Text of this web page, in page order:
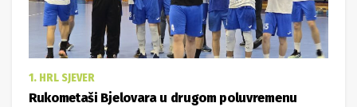
1. HRL SJEVER
Rukometaši Bjelovara u drugom poluvremenu